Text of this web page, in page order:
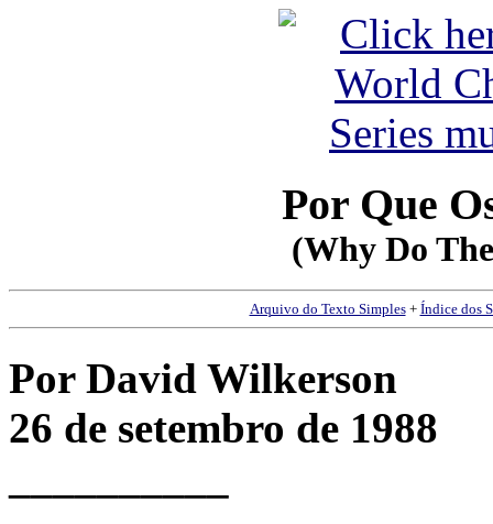
Por Que
(Why Do
Arquivo do Texto Simples+ Índice dos
Por David Wilkerson
26 de setembro de 1988